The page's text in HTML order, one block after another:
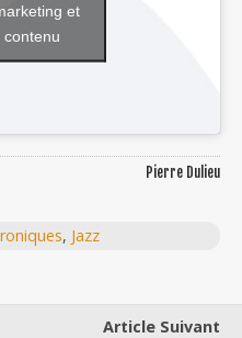
et
contenu
Pierre Dulieu
, Jazz
Article Suivant